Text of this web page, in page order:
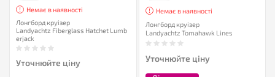
Немає в наявності
Лонгборд круізер
Landyachtz Fiberglass Hatchet Lumb
erjack
Уточнюйте ціну
Немає в наявності
Лонгборд круізер
Landyachtz Tomahawk Lines
Уточнюйте ціну